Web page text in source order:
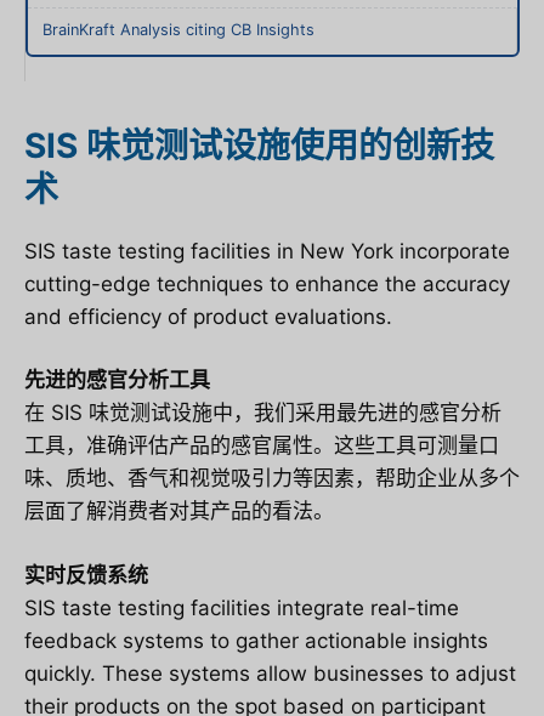
BrainKraft Analysis citing CB Insights
SIS 味觉测试设施使用的创新技
术
SIS taste testing facilities in New York incorporate
cutting-edge techniques to enhance the accuracy
and efficiency of product evaluations.
先进的感官分析工具
在 SIS 味觉测试设施中，我们采用最先进的感官分析
工具，准确评估产品的感官属性。这些工具可测量口
味、质地、香气和视觉吸引力等因素，帮助企业从多个
层面了解消费者对其产品的看法。
实时反馈系统
SIS taste testing facilities integrate real-time
feedback systems to gather actionable insights
quickly. These systems allow businesses to adjust
their products on the spot based on participant